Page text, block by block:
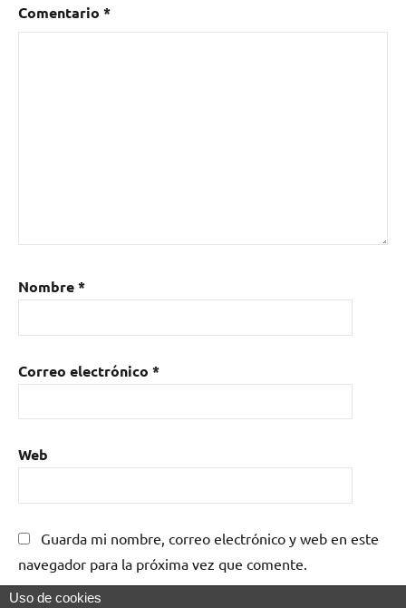
Comentario *
Nombre*
Correo electrónico *
Web
Guarda mi nombre, correo electrónico y web en este
navegador para la próxima vez que comente.
Uso de cookies